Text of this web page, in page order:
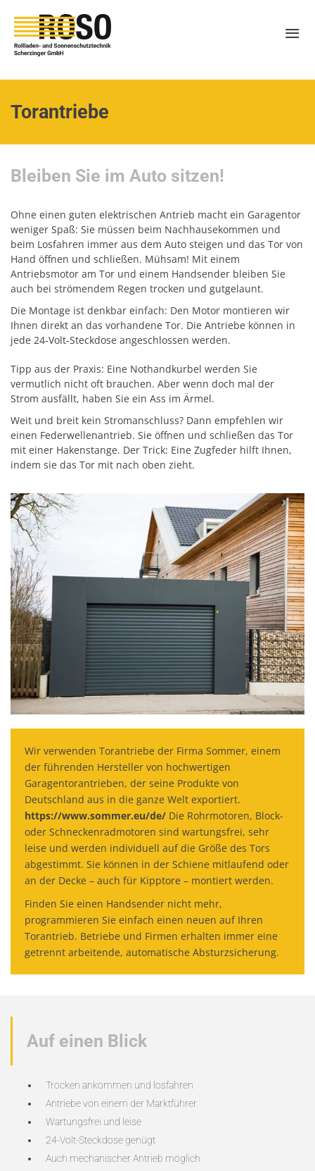
Torantriebe
Bleiben Sie im Auto sitzen!
Ohne einen guten elektrischen Antrieb macht ein Garagentor
weniger Spaß: Sie müssen beim Nachhausekommen und
beim Losfahren immer aus dem Auto steigen und das Tor von
Hand öffnen und schließen. Mühsam! Mit einem
Antriebsmotor am Tor und einem Handsender bleiben Sie
auch bei strömendem Regen trocken und gutgelaunt.
Die Montage ist denkbar einfach: Den Motor montieren wir
Ihnen direkt an das vorhandene Tor. Die Antriebe können in
jede 24-Volt-Steckdose angeschlossen werden.
Tipp aus der Praxis: Eine Nothandkurbel werden Sie
vermutlich nicht oft brauchen. Aber wenn doch mal der
Strom ausfällt, haben Sie ein Ass im Ärmel.
Weit und breit kein Stromanschluss? Dann empfehlen wir
einen Federwellenantrieb. Sie öffnen und schließen das Tor
mit einer Hakenstange. Der Trick: Eine Zugfeder hilft Ihnen,
indem sie das Tor mit nach oben zieht.
Wir verwenden Torantriebe der Firma Sommer, einem
der führenden Hersteller von hochwertigen
Garagentorantrieben, der seine Produkte von
Deutschland aus in die ganze Welt exportiert.
https://www.sommer.eu/de/ Die Rohrmotoren, Block-
oder Schneckenradmotoren sind wartungsfrei, sehr
leise und werden individuell auf die Größe des Tors
abgestimmt. Sie können in der Schiene mitlaufend oder
an der Decke – auch für Kipptore – montiert werden.
Finden Sie einen Handsender nicht mehr,
programmieren Sie einfach einen neuen auf Ihren
Torantrieb. Betriebe und Firmen erhalten immer eine
getrennt arbeitende, automatische Absturzsicherung.
Auf einen Blick
Trocken ankommen und losfahren
Antriebe von einem der Marktführer
Wartungsfrei und leise
24-Volt-Steckdose genügt
Auch mechanischer Antrieb möglich